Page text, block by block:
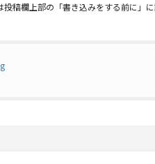
稿欄上部の「書き込みをする前に」